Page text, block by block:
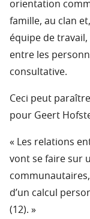
orientation
famille, au clan
équipe de
entre les
consultative.
Ceci peut
pour Geert
« Les relations
vont se faire sur
d’un calcul
(12). »